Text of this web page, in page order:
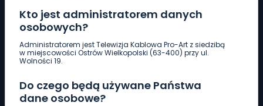
Kto jest administratorem danych
osobowych?
Administratorem jest Telewizja Kablowa Pro-Art z siedzibą
w miejscowości Ostrów Wielkopolski (63-400) przy ul.
Wolności 19.
Do czego będą używane Państwa
dane osobowe?
Pobierz logotyp
661 997 997